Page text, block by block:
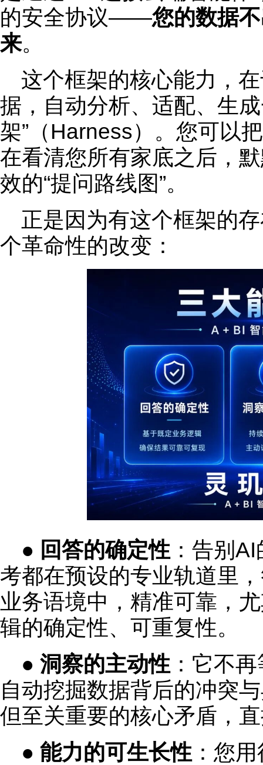
的安全协议——您的数据
来。
这个框架的核心能力，
据，自动分析、适配、生
架”（Harness）。您可以
在看清您所有家底之后，
效的“提问路线图”。
正是因为有这个框架的
个革命性的改变：
● 回答的确定性 ：告别
考都在预设的专业轨道里
业务语境中，精准可靠，
辑的确定性、可重复性。
● 洞察的主动性 ：它不
自动挖掘数据背后的冲突
但至关重要的核心矛盾，
● 能力的可生长性 ：您